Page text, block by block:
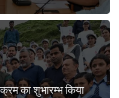
का शुभारम्भ किया